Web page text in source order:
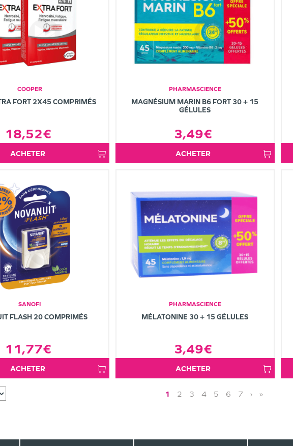
COOPER
FORT 2X45 COMPRIMÉS
18,52€
ACHETER
PHARMASCIENCE
MAGNÉSIUM MARIN B6 FORT 30 + 15
GÉLULES
3,49€
ACHETER
SANOFI
FLASH 20 COMPRIMÉS
11,77€
ACHETER
PHARMASCIENCE
MÉLATONINE 30 + 15 GÉLULES
3,49€
ACHETER
1 2 3 4 5 6 7 › »